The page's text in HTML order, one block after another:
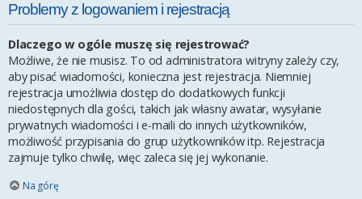
Problemy z logowaniem i rejestracją
Dlaczego w ogóle muszę się rejestrować?
Możliwe, że nie musisz. To od administratora witryny zależy czy,
aby pisać wiadomości, konieczna jest rejestracja. Niemniej
rejestracja umożliwia dostęp do dodatkowych funkcji
niedostępnych dla gości, takich jak własny awatar, wysyłanie
prywatnych wiadomości i e-maili do innych użytkowników,
możliwość przypisania do grup użytkowników itp. Rejestracja
zajmuje tylko chwilę, więc zaleca się jej wykonanie.
Na górę